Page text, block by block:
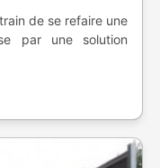
de se refaire une
par une solution